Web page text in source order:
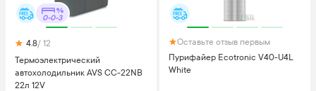
0-0-3
4.8/ 12
Термоэлектрический
автохолодильник AVS CC-22NB
22л 12V
Оставьте отзыв первым
Пурифайер Ecotronic V40-U4L
White